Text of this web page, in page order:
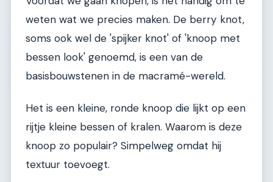
weten wat we precies maken. De berry knot,
soms ook wel de 'spijker knot' of 'knoop met
bessen look' genoemd, is een van de
basisbouwstenen in de macramé-wereld.
Het is een kleine, ronde knoop die lijkt op een
rijtje kleine bessen of kralen. Waarom is deze
knoop zo populair? Simpelweg omdat hij
textuur toevoegt.